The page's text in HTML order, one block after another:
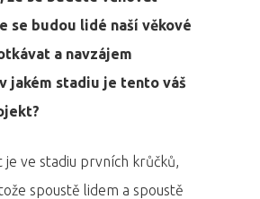
se budou lidé naší věkové
a navzájem
jakém stadiu je tento váš
ve stadiu prvních krůčků,
spoustě lidem a spoustě